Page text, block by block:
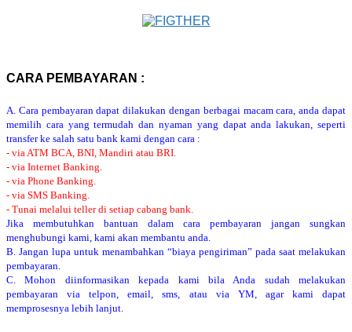
CARA PEMBAYARAN :
A. Cara pembayaran dapat dilakukan dengan berbagai macam cara, anda dapat
memilih cara yang termudah dan nyaman yang dapat anda lakukan, seperti
transfer ke salah satu bank kami dengan cara :
- via ATM BCA, BNI, Mandiri atau BRI.
- via Internet Banking.
- via Phone Banking.
- via SMS Banking.
- Tunai melalui teller di setiap cabang bank.
Jika membutuhkan bantuan dalam cara pembayaran jangan sungkan
menghubungi kami, kami akan membantu anda.
B. Jangan lupa untuk menambahkan “biaya pengiriman” pada saat melakukan
pembayaran.
C. Mohon diinformasikan kepada kami bila Anda sudah melakukan
pembayaran via telpon, email, sms, atau via YM, agar kami dapat
memprosesnya lebih lanjut.